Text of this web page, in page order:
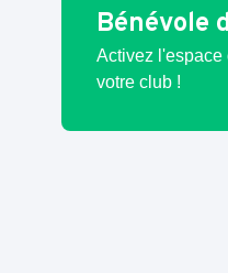
Bénévole
Activez l'espace
votre club !